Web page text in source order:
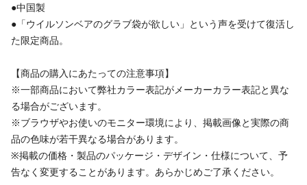
●中国製
●「ウイルソンベアのグラブ袋が欲しい」という声を受けて復活し
た限定商品。
【商品の購入にあたっての注意事項】
※一部商品において弊社カラー表記がメーカーカラー表記と異な
る場合がございます。
※ブラウザやお使いのモニター環境により、掲載画像と実際の商
品の色味が若干異なる場合があります。
※掲載の価格・製品のパッケージ・デザイン・仕様について、予
告なく変更することがあります。あらかじめご了承ください。